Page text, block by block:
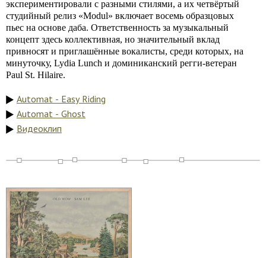
экспериментировали с разными стилями, а их четвёртый
студийный релиз «Modul» включает восемь образцовых
пьес на основе даба. Ответственность за музыкальный
концепт здесь коллективная, но значительный вклад
привносят и приглашённые вокалисты, среди которых, на
минуточку, Lydia Lunch и доминиканский регги-ветеран
Paul St. Hilaire.
Automat - Easy Riding
Automat - Ghost
Видеоклип